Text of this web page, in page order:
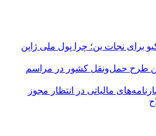
برای نجات ین؛ چرا پول ملی ژاپن
طرح حمل‌ونقل کشور در مراسم
مالیاتی در انتظار مجوز